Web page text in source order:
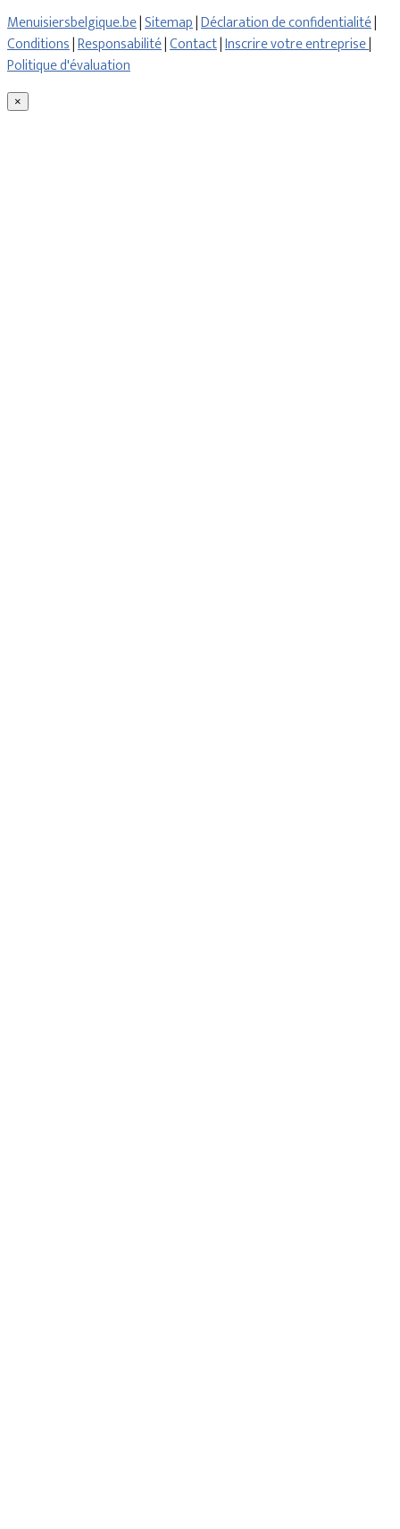
Menuisiersbelgique.be|Sitemap|Déclaration de confidentialité|
Conditions|Responsabilité|Contact|Inscrire votre entreprise|
Politique d'évaluation
×